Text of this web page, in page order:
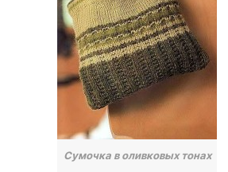
Сумочка в оливковых тонах